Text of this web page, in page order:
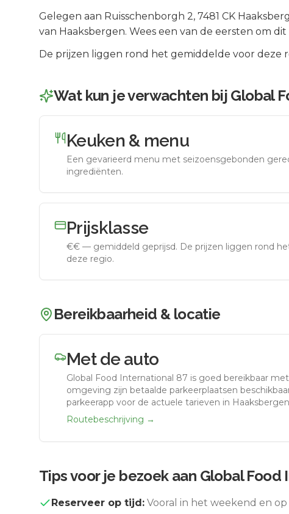
Gelegen aan Ruisschenborgh 2, 7481 CK
van Haaksbergen. Wees een van de eersten om
De prijzen liggen rond het gemiddelde voor deze
Wat kun je verwachten bij Global
Keuken & menu
Een gevarieerd menu met seizoensgebonden
ingrediënten.
Prijsklasse
€€ — gemiddeld geprijsd. De prijzen liggen rond
deze regio.
Bereikbaarheid & locatie
Met de auto
Global Food International 87 is goed bereikbaar
omgeving zijn betaalde parkeerplaatsen
parkeerapp voor de actuele tarieven in
Routebeschrijving →
Tips voor je bezoek aan Global Food
Reserveer op tijd: Vooral in het weekend en